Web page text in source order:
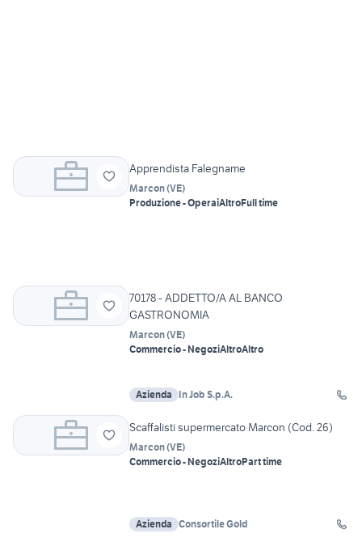
Apprendista Falegname
Marcon(VE)
Produzione - OperaiAltroFull time
70178 - ADDETTO/A AL BANCO
GASTRONOMIA
Marcon(VE)
Commercio - NegoziAltroAltro
Azienda In Job S.p.A.
Scaffalisti supermercato Marcon (Cod. 26)
Marcon(VE)
Commercio - NegoziAltroPart time
Azienda Consortile Gold